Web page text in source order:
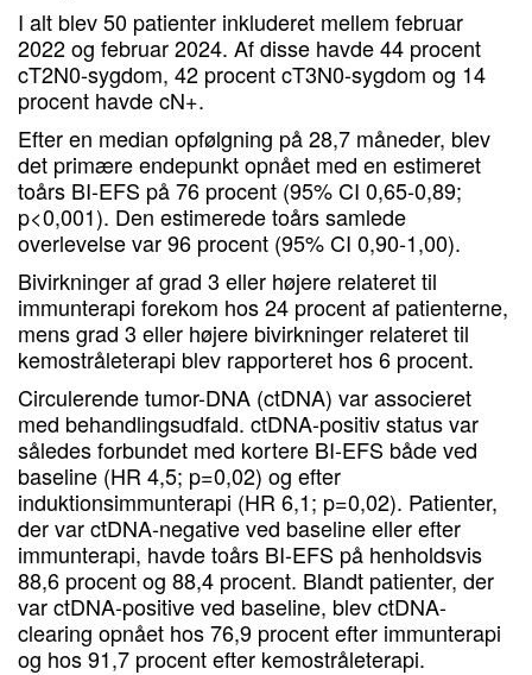
I alt blev 50 patienter inkluderet mellem februar
2022 og februar 2024. Af disse havde 44 procent
cT2N0-sygdom, 42 procent cT3N0-sygdom og 14
procent havde cN+.
Efter en median opfølgning på 28,7 måneder, blev
det primære endepunkt opnået med en estimeret
toårs BI-EFS på 76 procent (95% CI 0,65-0,89;
p<0,001). Den estimerede toårs samlede
overlevelse var 96 procent (95% CI 0,90-1,00).
Bivirkninger af grad 3 eller højere relateret til
immunterapi forekom hos 24 procent af patienterne,
mens grad 3 eller højere bivirkninger relateret til
kemostråleterapi blev rapporteret hos 6 procent.
Circulerende tumor-DNA (ctDNA) var associeret
med behandlingsudfald. ctDNA-positiv status var
således forbundet med kortere BI-EFS både ved
baseline (HR 4,5; p=0,02) og efter
induktionsimmunterapi (HR 6,1; p=0,02). Patienter,
der var ctDNA-negative ved baseline eller efter
immunterapi, havde toårs BI-EFS på henholdsvis
88,6 procent og 88,4 procent. Blandt patienter, der
var ctDNA-positive ved baseline, blev ctDNA-
clearing opnået hos 76,9 procent efter immunterapi
og hos 91,7 procent efter kemostråleterapi.